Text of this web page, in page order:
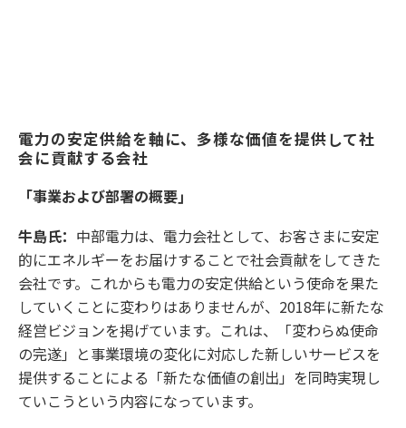
電力の安定供給を軸に、多様な価値を提供して社
会に貢献する会社
「事業および部署の概要」
牛島氏： 中部電力は、電力会社として、お客さまに安定
的にエネルギーをお届けすることで社会貢献をしてきた
会社です。これからも電力の安定供給という使命を果た
していくことに変わりはありませんが、2018年に新たな
経営ビジョンを掲げています。これは、「変わらぬ使命
の完遂」と事業環境の変化に対応した新しいサービスを
提供することによる「新たな価値の創出」を同時実現し
ていこうという内容になっています。